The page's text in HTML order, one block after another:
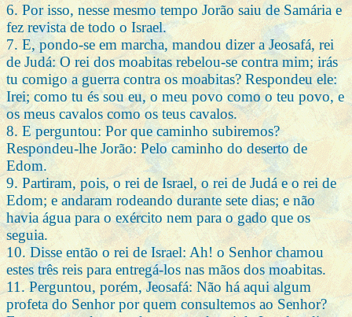
6. Por isso, nesse mesmo tempo Jorão saiu de Samária e
fez revista de todo o Israel.
7. E, pondo-se em marcha, mandou dizer a Jeosafá, rei
de Judá: O rei dos moabitas rebelou-se contra mim; irás
tu comigo a guerra contra os moabitas? Respondeu ele:
Irei; como tu és sou eu, o meu povo como o teu povo, e
os meus cavalos como os teus cavalos.
8. E perguntou: Por que caminho subiremos?
Respondeu-lhe Jorão: Pelo caminho do deserto de
Edom.
9. Partiram, pois, o rei de Israel, o rei de Judá e o rei de
Edom; e andaram rodeando durante sete dias; e não
havia água para o exército nem para o gado que os
seguia.
10. Disse então o rei de Israel: Ah! o Senhor chamou
estes três reis para entregá-los nas mãos dos moabitas.
11. Perguntou, porém, Jeosafá: Não há aqui algum
profeta do Senhor por quem consultemos ao Senhor?